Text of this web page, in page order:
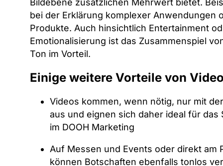
Bildebene zusätzlichen Mehrwert bietet.
bei der Erklärung komplexer Anwendungen
Produkte. Auch hinsichtlich Entertainment
Emotionalisierung ist das Zusammenspiel
Ton im Vorteil.
Einige weitere Vorteile von
Videos kommen, wenn nötig, nur mit
aus und eignen sich daher ideal für das
im DOOH Marketing
Auf Messen und Events oder direkt am
können Botschaften ebenfalls tonlos